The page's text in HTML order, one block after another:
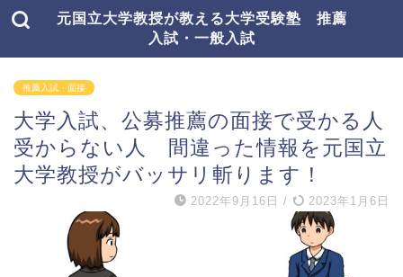
元国立大学教授が教える大学受験塾 推薦
入試・一般入試
推薦入試・面接
大学入試、公募推薦の面接で受かる人
受からない人 間違った情報を元国立
大学教授がバッサリ斬ります！
2022年9月16日 / 2023年1月6日